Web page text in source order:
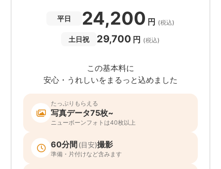
平日 24,200 円 (税込)
土日祝 29,700 円 (税込)
この基本料に
安心・うれしいをまるっと込めました
たっぷりもらえる
写真データ75枚~
ニューボーンフォトは40枚以上
60分間(目安)撮影
準備・片付けなど含みます